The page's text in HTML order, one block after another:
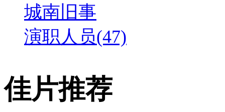
城南旧事
演职人员(47)
佳片推荐